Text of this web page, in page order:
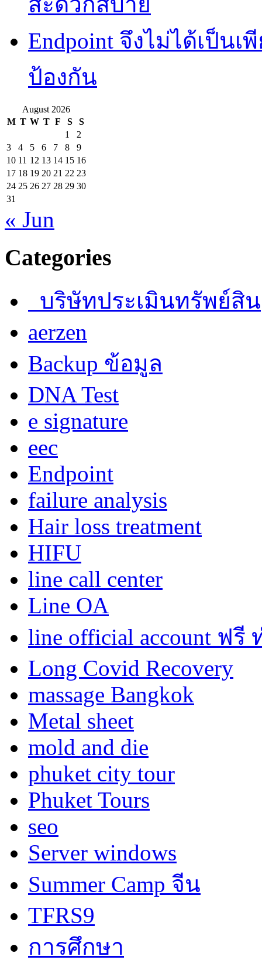
Endpoint จึงไม่ได้เป็น
ป้องกัน
August 2026
M T W T F S
S
1
2
3
4 5 6 7 8
9
10 11 12 13 14 15 16
17 18 19 20 21 22 23
24 25 26 27 28 29 30
31
« Jun
Categories
บริษัทประเมินทรัพย์สิน
aerzen
Backup ข้อมูล
DNA Test
e signature
eec
Endpoint
failure analysis
Hair loss treatment
HIFU
line call center
Line OA
line official account ฟรี
Long Covid Recovery
massage Bangkok
Metal sheet
mold and die
phuket city tour
Phuket Tours
seo
Server windows
Summer Camp จีน
TFRS9
การศึกษา